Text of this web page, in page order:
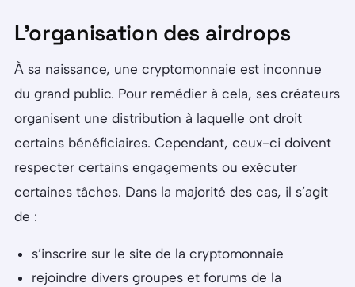
L’organisation des airdrops
À sa naissance, une cryptomonnaie est inconnue
du grand public. Pour remédier à cela, ses créateurs
organisent une distribution à laquelle ont droit
certains bénéficiaires. Cependant, ceux-ci doivent
respecter certains engagements ou exécuter
certaines tâches. Dans la majorité des cas, il s’agit
de :
s’inscrire sur le site de la cryptomonnaie
rejoindre divers groupes et forums de la